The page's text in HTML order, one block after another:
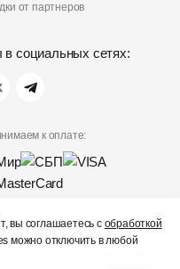
от партнеров
социальных сетях:
к оплате:
вы соглашаетесь с обработкой
можно отключить в любой